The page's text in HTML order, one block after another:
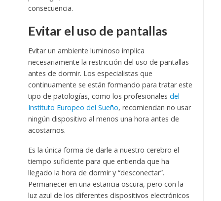
consecuencia.
Evitar el uso de pantallas
Evitar un ambiente luminoso implica
necesariamente la restricción del uso de pantallas
antes de dormir. Los especialistas que
continuamente se están formando para tratar este
tipo de patologías, como los profesionales del
Instituto Europeo del Sueño, recomiendan no usar
ningún dispositivo al menos una hora antes de
acostarnos.
Es la única forma de darle a nuestro cerebro el
tiempo suficiente para que entienda que ha
llegado la hora de dormir y “desconectar”.
Permanecer en una estancia oscura, pero con la
luz azul de los diferentes dispositivos electrónicos